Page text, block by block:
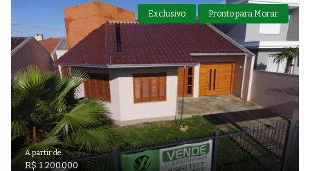
Exclusivo Pronto para Morar
A partir de:
R$ 1.200.000